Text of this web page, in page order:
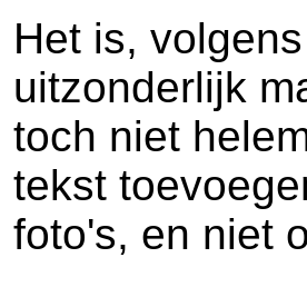
Het is,
uitzonderlijk
toch niet
tekst
foto's, en niet